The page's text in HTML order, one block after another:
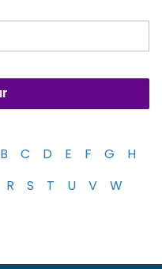
B C D E F G
H
R S T U V
W